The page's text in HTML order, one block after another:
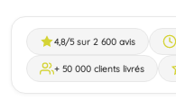
4,8/5 sur 2 600 avis
+ 50 000 clients livrés